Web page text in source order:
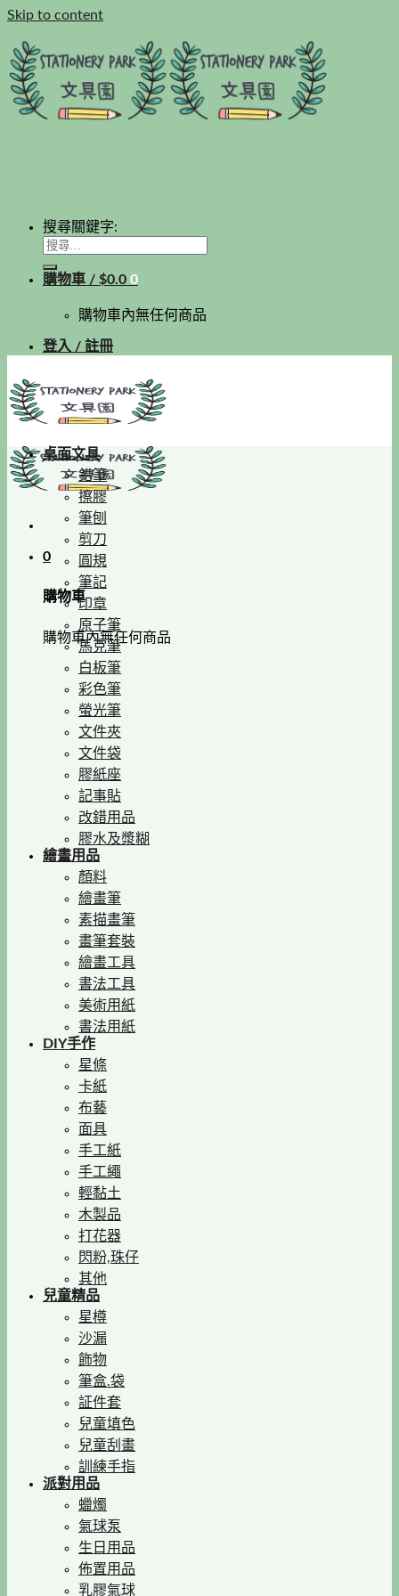
Skip to content
搜尋關鍵字:
購物車 / $0.0 0
購物車內無任何商品
登入 / 註冊
0
購物車
購物車內無任何商品
桌面文具
鉛筆
擦膠
筆刨
剪刀
圓規
筆記
印章
原子筆
馬克筆
白板筆
彩色筆
螢光筆
文件夾
文件袋
膠紙座
記事貼
改錯用品
膠水及漿糊
繪畫用品
顏料
繪畫筆
素描畫筆
畫筆套裝
繪畫工具
書法工具
美術用紙
書法用紙
DIY手作
星條
卡紙
布藝
面具
手工紙
手工繩
輕黏土
木製品
打花器
閃粉,珠仔
其他
兒童精品
星樽
沙漏
飾物
筆盒.袋
証件套
兒童填色
兒童刮畫
訓練手指
派對用品
蠟燭
氣球泵
生日用品
佈置用品
乳膠氣球